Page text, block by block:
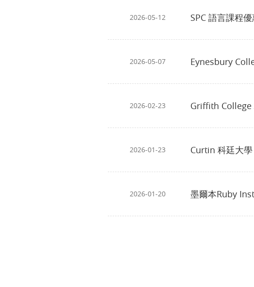
2026-05-12 SPC 語言課程
2026-05-07 Eynesbury
2026-02-23 Griffith College
2026-01-23 Curtin 科廷大
2026-01-20 墨爾本Ruby